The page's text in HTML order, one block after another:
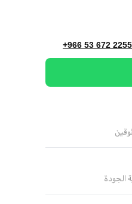
+966 53 672 2255
الجودة